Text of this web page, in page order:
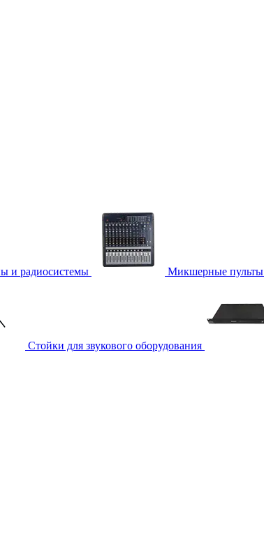
и радиосистемы Микшерные пульты
Стойки для звукового оборудования